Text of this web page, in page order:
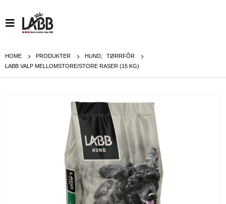
HOME PRODUKTER HUND
TØRRFÔR
LABB VALP MELLOMSTORE/STORE RASER (15 KG)